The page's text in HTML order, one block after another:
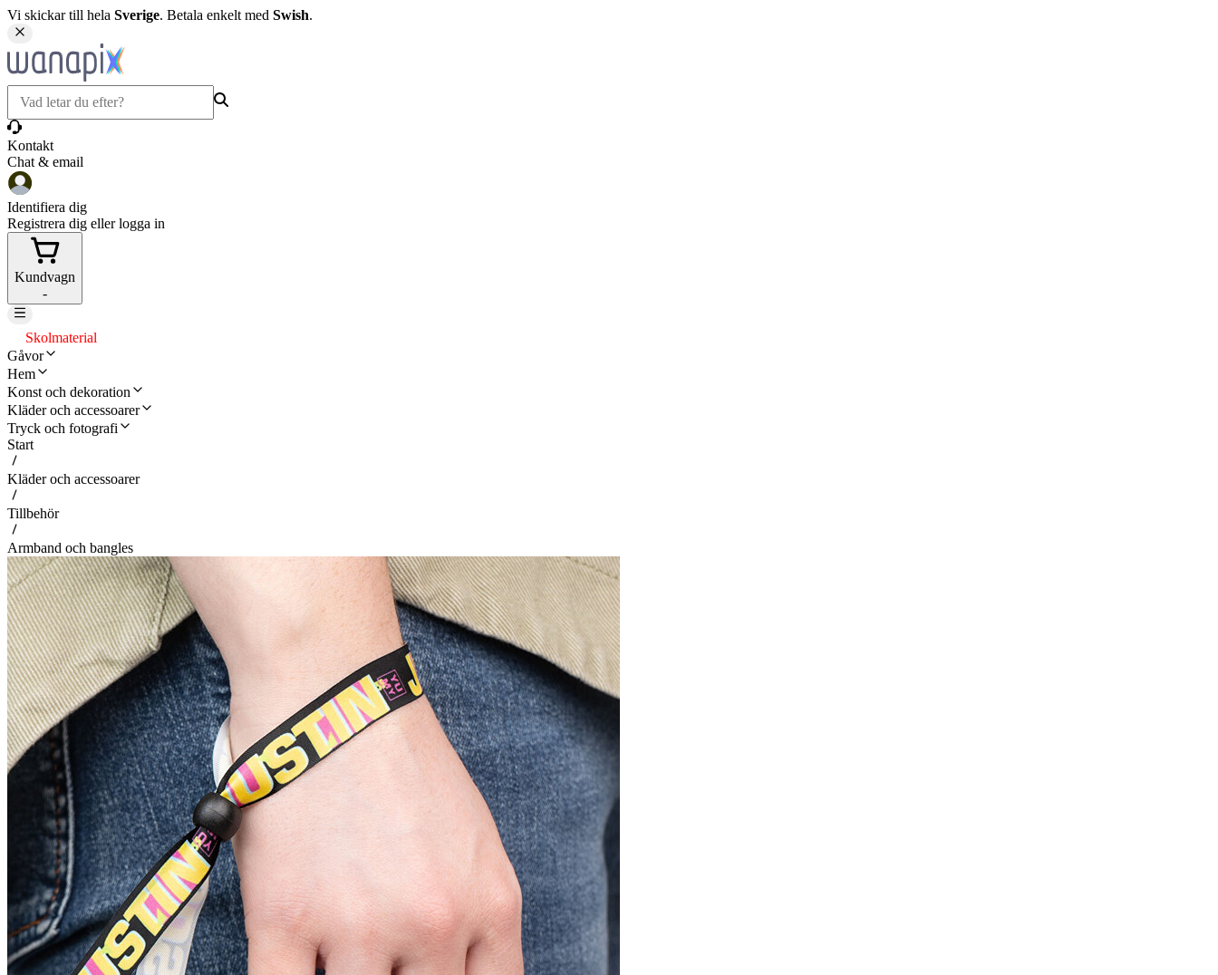
Vi skickar till hela Sverige. Betala enkelt med Swish.
Kontakt
Chat & email
Identifiera dig
Registrera dig eller logga in
Kundvagn
-
Skolmaterial
Gåvor
Hem
Konst och dekoration
Kläder och accessoarer
Tryck och fotografi
Start
Kläder och accessoarer
Tillbehör
Armband och bangles